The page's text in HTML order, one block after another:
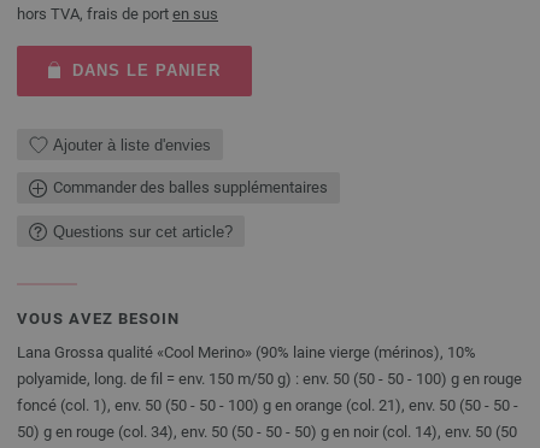
hors TVA, frais de port en sus
DANS LE PANIER
Ajouter à liste d'envies
Commander des balles supplémentaires
Questions sur cet article?
VOUS AVEZ BESOIN
Lana Grossa qualité «Cool Merino» (90% laine vierge (mérinos), 10%
polyamide, long. de fil = env. 150 m/50 g) : env. 50 (50 - 50 - 100) g en rouge
foncé (col. 1), env. 50 (50 - 50 - 100) g en orange (col. 21), env. 50 (50 - 50 -
50) g en rouge (col. 34), env. 50 (50 - 50 - 50) g en noir (col. 14), env. 50 (50